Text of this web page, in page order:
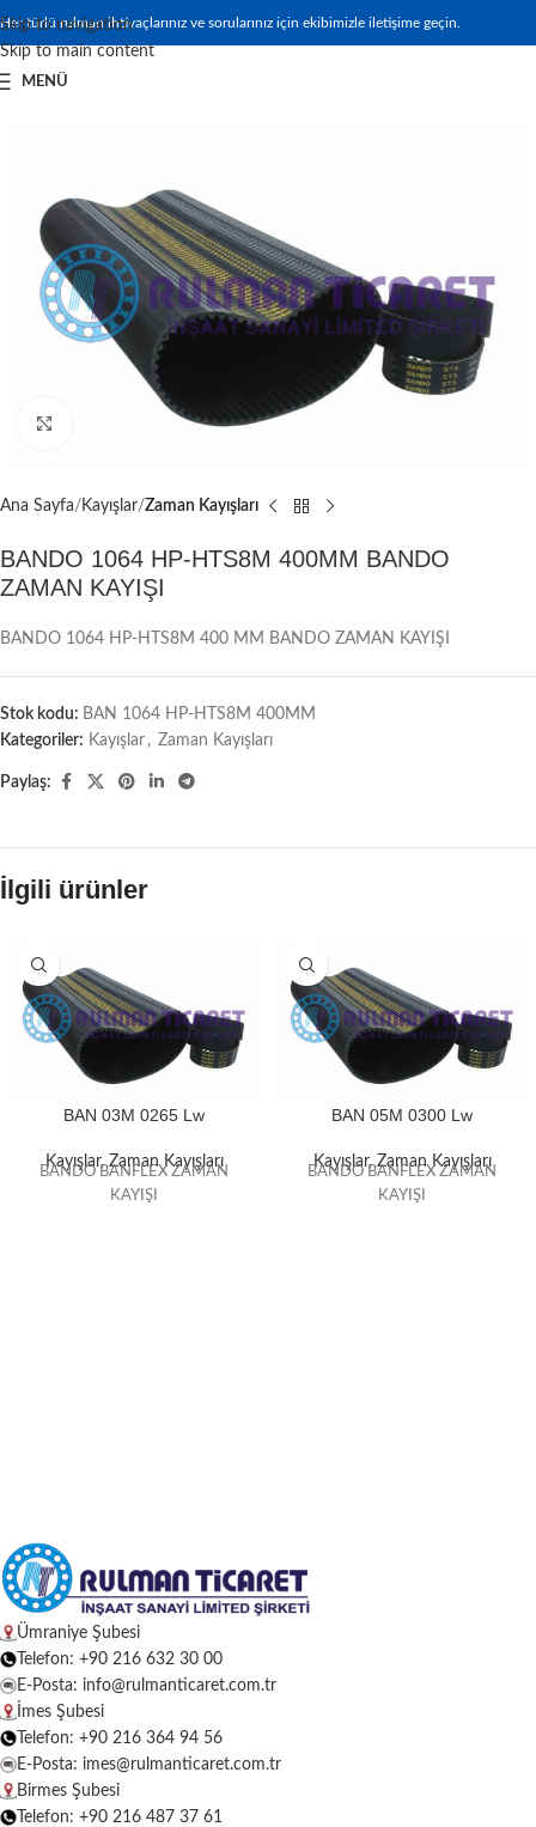
Skip to navigation
Skip to main content
Her türlü rulman ihtiyaçlarınız ve sorularınız için ekibimizle iletişime geçin.
MENÜ
Büyütmek için tıklayın
Ana Sayfa Kayışlar Zaman Kayışları
BANDO 1064 HP-HTS8M 400MM BANDO
ZAMAN KAYIŞI
BANDO 1064 HP-HTS8M 400 MM BANDO ZAMAN KAYIŞI
Stok kodu: BAN 1064 HP-HTS8M 400MM
Kategoriler: Kayışlar , Zaman Kayışları
Paylaş:
İlgili ürünler
BAN 03M 0265 Lw
Kayışlar,Zaman Kayışları
BANDO BANFLEX ZAMAN
KAYIŞI
BAN 05M 0300 Lw
Kayışlar,Zaman Kayışları
BANDO BANFLEX ZAMAN
KAYIŞI
Ümraniye Şubesi
Telefon: +90 216 632 30 00
E-Posta: info@rulmanticaret.com.tr
İmes Şubesi
Telefon: +90 216 364 94 56
E-Posta: imes@rulmanticaret.com.tr
Birmes Şubesi
Telefon: +90 216 487 37 61